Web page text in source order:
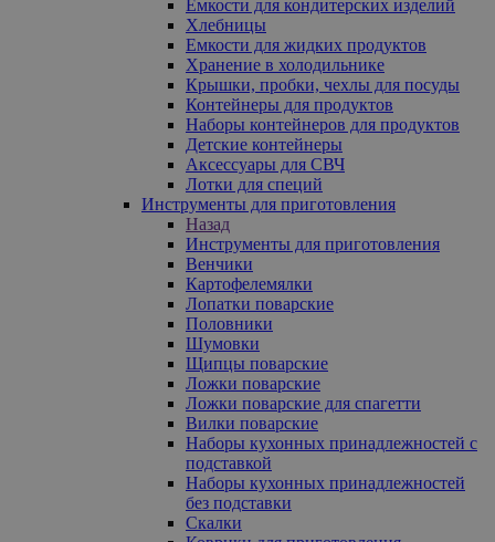
Емкости для кондитерских изделий
Хлебницы
Емкости для жидких продуктов
Хранение в холодильнике
Крышки, пробки, чехлы для посуды
Контейнеры для продуктов
Наборы контейнеров для продуктов
Детские контейнеры
Аксессуары для СВЧ
Лотки для специй
Инструменты для приготовления
Назад
Инструменты для приготовления
Венчики
Картофелемялки
Лопатки поварские
Половники
Шумовки
Щипцы поварские
Ложки поварские
Ложки поварские для спагетти
Вилки поварские
Наборы кухонных принадлежностей с
подставкой
Наборы кухонных принадлежностей
без подставки
Скалки